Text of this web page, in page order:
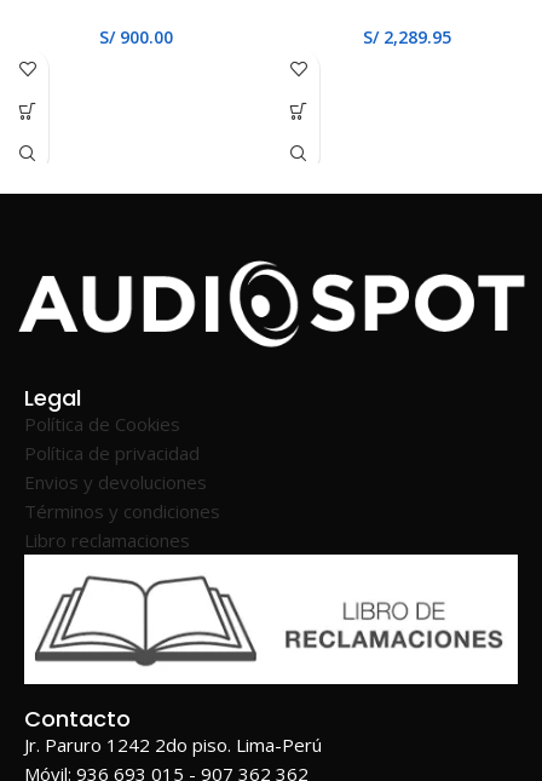
S/900.00 S/2,289.95
Legal
Política de Cookies
Política de privacidad
Envios y devoluciones
Términos y condiciones
Libro reclamaciones
Contacto
Jr. Paruro 1242 2do piso. Lima-Perú
Móvil: 936 693 015 - 907 362 362